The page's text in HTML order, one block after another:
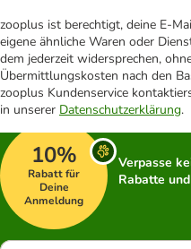
zooplus ist berechtigt, deine E-
eigene ähnliche Waren oder
dem jederzeit widersprechen,
Übermittlungskosten nach den
zooplus Kundenservice
in unserer Datenschutzerklärung.
10%
Rabatt für
Deine
Anmeldung
Verpasse
Rabatte